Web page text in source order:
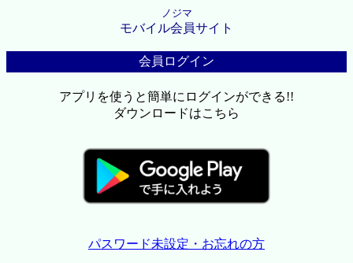
ノジマ
モバイル会員サイト
会員ログイン
アプリを使うと簡単にログインができる!!
ダウンロードはこちら
パスワード未設定・お忘れの方